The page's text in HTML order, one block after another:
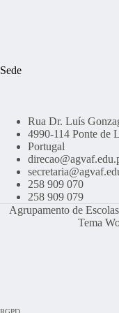
Sede
Rua Dr. Luís
4990-114 Ponte de
Portugal
258 909 070
258 909 079
Agrupamento de
Tema